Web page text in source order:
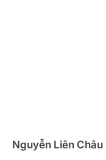
Nguyễn Liên Châu